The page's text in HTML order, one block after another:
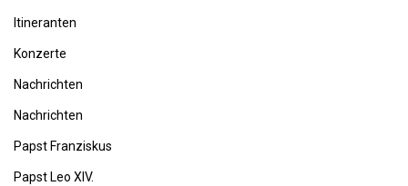
Itineranten
Konzerte
Nachrichten
Nachrichten
Papst Franziskus
Papst Leo XIV.